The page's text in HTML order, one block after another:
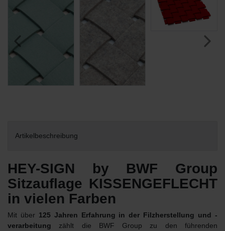
Artikelbeschreibung
HEY-SIGN by BWF Group
Sitzauflage KISSENGEFLECHT
in vielen Farben
Mit über 125 Jahren Erfahrung in der Filzherstellung und -
verarbeitung zählt die BWF Group zu den führenden